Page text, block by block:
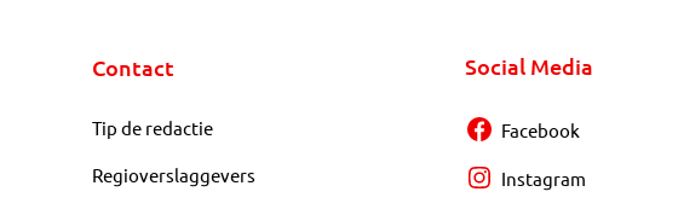
Contact
Tip de redactie
Regioverslaggevers
Social Media
Facebook
Instagram